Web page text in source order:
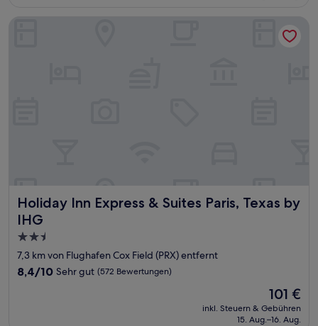
Holiday Inn Express & Suites Paris, Texas by
IHG
Holiday Inn Express & Suites Paris, Texas by IHG
2.5-
Sterne-
Unterkunft
7,3 km von Flughafen Cox Field (PRX) entfernt
8.4
8,4/10 Sehr gut (572 Bewertungen)
Der
Preis
beträgt
101 €
inkl. Steuern & Gebühren
15. Aug.–16. Aug.